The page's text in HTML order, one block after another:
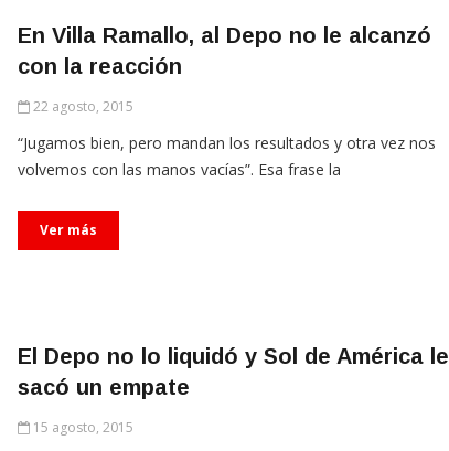
En Villa Ramallo, al Depo no le alcanzó
con la reacción
22 agosto, 2015
“Jugamos bien, pero mandan los resultados y otra vez nos
volvemos con las manos vacías”. Esa frase la
Ver más
El Depo no lo liquidó y Sol de América le
sacó un empate
15 agosto, 2015